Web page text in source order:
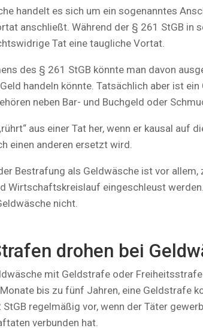
handelt es sich um ein sogenanntes
anschließt. Während der § 261 StGB in
Tat eine taugliche Vortat.
des § 261 StGB könnte man davon
handeln könnte. Tatsächlich aber ist
neben Bar- und Buchgeld oder
aus einer Tat her, wenn er kausal
einen anderen ersetzt wird.
Bestrafung als Geldwäsche ist vor
Wirtschaftskreislauf eingeschleust
nicht.
drohen bei
mit Geldstrafe oder
bis zu fünf Jahren, eine Geldstrafe
StGB regelmäßig vor, wenn der Täter
verbunden hat.